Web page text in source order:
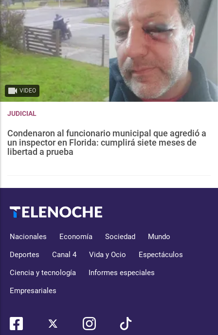
VIDEO
JUDICIAL
Condenaron al funcionario municipal que agredió a
un inspector en Florida: cumplirá siete meses de
libertad a prueba
Nacionales Economía Sociedad Mundo
Deportes Canal 4 Vida y Ocio Espectáculos
Ciencia y tecnología Informes especiales
Empresariales